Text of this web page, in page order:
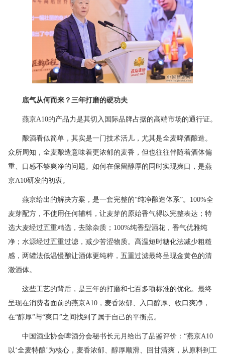
底气从何而来？三年打磨的硬功夫
燕京A10的产品力是其切入国际品牌占据的高端市场的通行证。
酿酒看似简单，其实是一门技术活儿，尤其是全麦啤酒酿造。
众所周知，全麦酿造意味着更浓郁的麦香，但也往往伴随着酒体偏
重、口感不够爽净的问题。如何在保留醇厚的同时实现爽口，是燕
京A10研发的初衷。
燕京给出的解决方案，是一套完整的“纯净酿造体系”。100%全
麦芽配方，不使用任何辅料，让麦芽的原始香气得以完整表达；特
选大麦经过五重精选，去除杂质；100%纯香型酒花，香气优雅纯
净；水源经过五重过滤，减少苦涩物质。高温短时糖化法减少粗糙
感，两罐法低温慢酿让酒体更纯粹，五重过滤最终呈现金黄色的清
澈酒体。
这些工艺的背后，是三年的打磨和七百多项标准的优化。最终
呈现在消费者面前的燕京A10，麦香浓郁、入口醇厚、收口爽净，
在“醇厚”与“爽口”之间找到了属于自己的平衡点。
中国酒业协会啤酒分会秘书长元月给出了品鉴评价：“燕京A10
以‘全麦特酿’为核心，麦香浓郁、醇厚顺滑、回甘清爽，从原料到工